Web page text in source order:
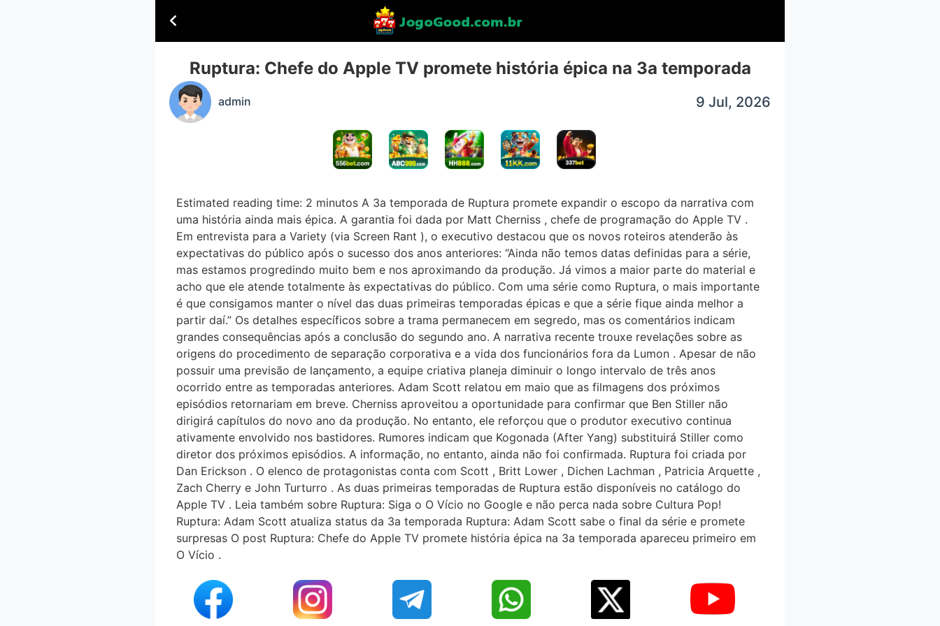
Ruptura: Chefe do Apple TV promete história épica na 3a temporada
admin 9 Jul, 2026
Estimated reading time: 2 minutos A 3a temporada de Ruptura promete expandir o escopo da narrativa com
uma história ainda mais épica. A garantia foi dada por Matt Cherniss , chefe de programação do Apple TV .
Em entrevista para a Variety (via Screen Rant ), o executivo destacou que os novos roteiros atenderão às
expectativas do público após o sucesso dos anos anteriores: “Ainda não temos datas definidas para a série,
mas estamos progredindo muito bem e nos aproximando da produção. Já vimos a maior parte do material e
acho que ele atende totalmente às expectativas do público. Com uma série como Ruptura, o mais importante
é que consigamos manter o nível das duas primeiras temporadas épicas e que a série fique ainda melhor a
partir daí.” Os detalhes específicos sobre a trama permanecem em segredo, mas os comentários indicam
grandes consequências após a conclusão do segundo ano. A narrativa recente trouxe revelações sobre as
origens do procedimento de separação corporativa e a vida dos funcionários fora da Lumon . Apesar de não
possuir uma previsão de lançamento, a equipe criativa planeja diminuir o longo intervalo de três anos
ocorrido entre as temporadas anteriores. Adam Scott relatou em maio que as filmagens dos próximos
episódios retornariam em breve. Cherniss aproveitou a oportunidade para confirmar que Ben Stiller não
dirigirá capítulos do novo ano da produção. No entanto, ele reforçou que o produtor executivo continua
ativamente envolvido nos bastidores. Rumores indicam que Kogonada (After Yang) substituirá Stiller como
diretor dos próximos episódios. A informação, no entanto, ainda não foi confirmada. Ruptura foi criada por
Dan Erickson . O elenco de protagonistas conta com Scott , Britt Lower , Dichen Lachman , Patricia Arquette ,
Zach Cherry e John Turturro . As duas primeiras temporadas de Ruptura estão disponíveis no catálogo do
Apple TV . Leia também sobre Ruptura: Siga o O Vício no Google e não perca nada sobre Cultura Pop!
Ruptura: Adam Scott atualiza status da 3a temporada Ruptura: Adam Scott sabe o final da série e promete
surpresas O post Ruptura: Chefe do Apple TV promete história épica na 3a temporada apareceu primeiro em
O Vício .